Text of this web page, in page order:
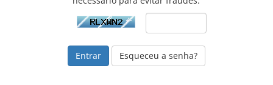
Esqueceu a senha?